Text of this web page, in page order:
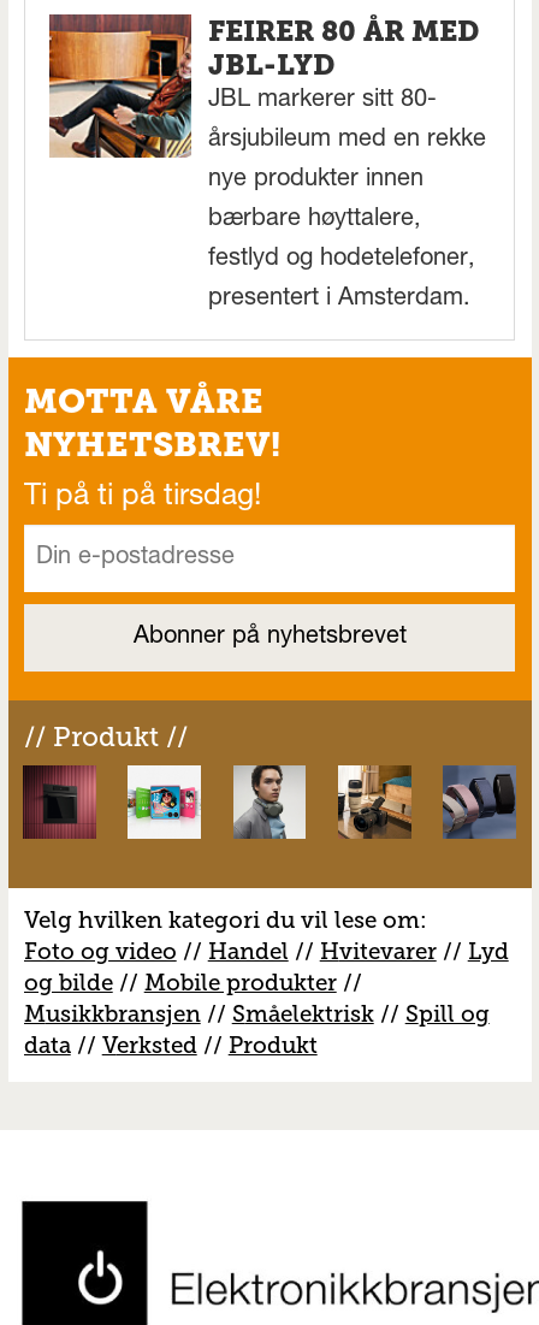
FEIRER 80 ÅR MED
JBL-LYD
JBL markerer sitt 80-
årsjubileum med en rekke
nye produkter innen
bærbare høyttalere,
festlyd og hodetelefoner,
presentert i Amsterdam.
MOTTA VÅRE
NYHETSBREV!
Ti på ti på tirsdag!
// Produkt //
Velg hvilken kategori du vil lese om:
Foto og video // Handel // Hvitevarer// Lyd
og bilde// Mobile produkter//
Musikkbransjen// Småelektrisk// Spill og
data// Verksted// Produkt